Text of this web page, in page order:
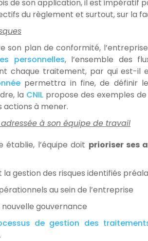
de son application, il est impératif
du règlement et surtout, sur la
son plan de conformité,
personnelles, l’ensemble des
chaque traitement, par qui est-il
permettra in fine, de définir
la CNIL propose des exemples
actions à mener.
à son équipe de travail
établie, l’équipe doit prioriser ses
gestion des risques identifiés
au sein de l’entreprise
nouvelle gouvernance
de gestion des